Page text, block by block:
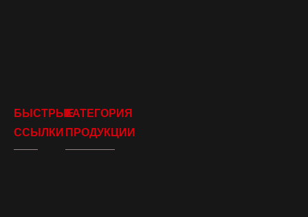
БЫСТРЫЕ
ССЫЛКИ
КАТЕГОРИЯ
ПРОДУКЦИИ